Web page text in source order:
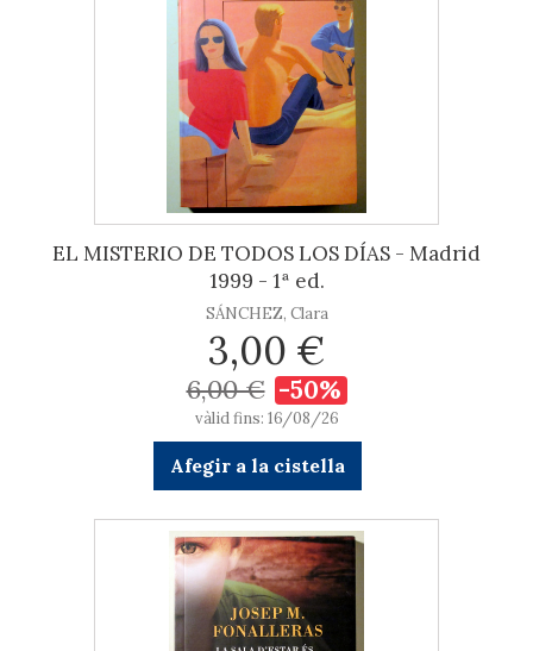
EL MISTERIO DE TODOS LOS DÍAS - Madrid
1999 - 1ª ed.
SÁNCHEZ, Clara
3,00 €
6,00 € -50%
vàlid fins: 16/08/26
Afegir a la cistella